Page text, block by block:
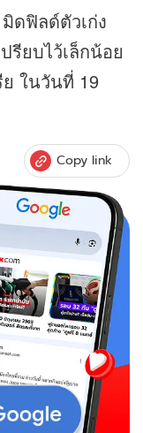
ดฟิลด์ตัวเก่ง
รียบไว้เล็กน้อย
ย ในวันที่ 19
Copy link